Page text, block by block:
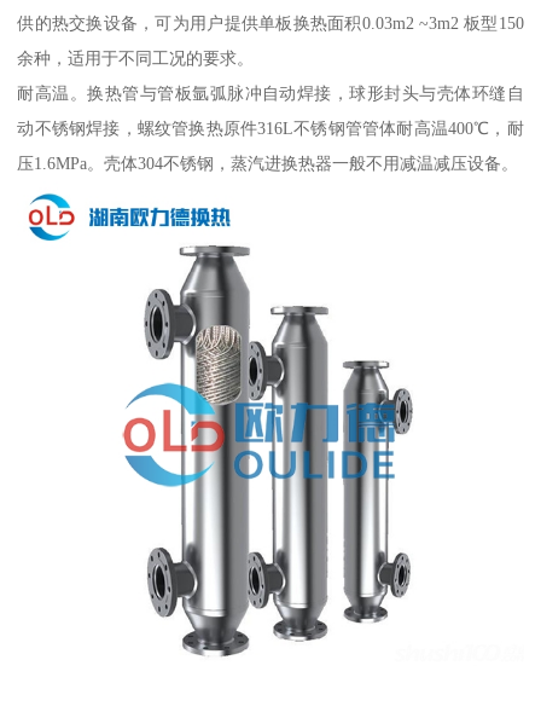
供的热交换设备，可为用户提供单板换热面积0.03m2 ~3m2 板型150
余种，适用于不同工况的要求。
耐高温。换热管与管板氩弧脉冲自动焊接，球形封头与壳体环缝自
动不锈钢焊接，螺纹管换热原件316L不锈钢管管体耐高温400℃，耐
压1.6MPa。壳体304不锈钢，蒸汽进换热器一般不用减温减压设备。